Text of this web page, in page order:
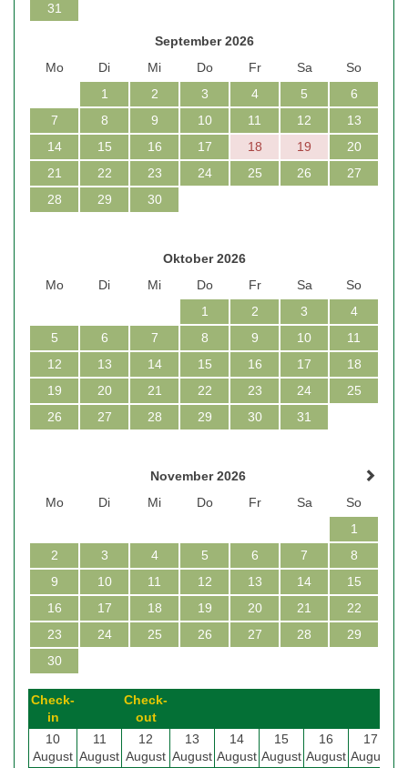
31
September 2026
Mo
Di Mi Do Fr Sa
So
1
2 3 4 5
6
7
8 9 10 11 12
13
14
15 16 17 18 19
20
21
22 23 24 25 26
27
28
29 30
Oktober 2026
Mo
Di Mi Do Fr Sa
So
1
2 3
4
5
6 7 8 9 10
11
12
13 14 15 16 17
18
19
20 21 22 23 24
25
26
27 28 29 30 31
November 2026
Mo
Di Mi Do Fr Sa
So
1
2
3 4 5 6 7
8
9
10 11 12 13 14
15
16
17 18 19 20 21
22
23
24 25 26 27 28
29
30
Check-
in
Check-
out
10
August
11
August
12
August
13
August
14
August
15
August
16
August
17
August